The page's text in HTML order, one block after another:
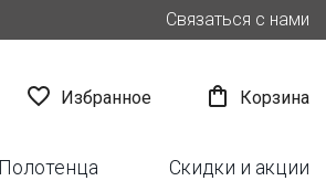
Связаться с нами
 Избранное  Корзина
Полотенца Скидки и акции